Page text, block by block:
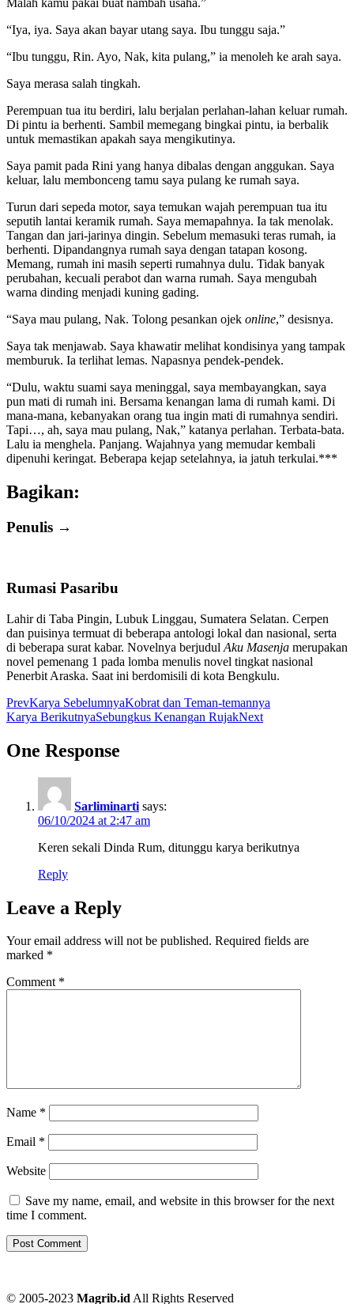
“Iya, iya. Saya akan bayar utang saya. Ibu tunggu saja.”
“Ibu tunggu, Rin. Ayo, Nak, kita pulang,” ia menoleh ke arah saya.
Saya merasa salah tingkah.
Perempuan tua itu berdiri, lalu berjalan perlahan-lahan keluar rumah.
Di pintu ia berhenti. Sambil memegang bingkai pintu, ia berbalik
untuk memastikan apakah saya mengikutinya.
Saya pamit pada Rini yang hanya dibalas dengan anggukan. Saya
keluar, lalu membonceng tamu saya pulang ke rumah saya.
Turun dari sepeda motor, saya temukan wajah perempuan tua itu
seputih lantai keramik rumah. Saya memapahnya. Ia tak menolak.
Tangan dan jari-jarinya dingin. Sebelum memasuki teras rumah, ia
berhenti. Dipandangnya rumah saya dengan tatapan kosong.
Memang, rumah ini masih seperti rumahnya dulu. Tidak banyak
perubahan, kecuali perabot dan warna rumah. Saya mengubah
warna dinding menjadi kuning gading.
“Saya mau pulang, Nak. Tolong pesankan ojek online,” desisnya.
Saya tak menjawab. Saya khawatir melihat kondisinya yang tampak
memburuk. Ia terlihat lemas. Napasnya pendek-pendek.
“Dulu, waktu suami saya meninggal, saya membayangkan, saya
pun mati di rumah ini. Bersama kenangan lama di rumah kami. Di
mana-mana, kebanyakan orang tua ingin mati di rumahnya sendiri.
Tapi…, ah, saya mau pulang, Nak,” katanya perlahan. Terbata-bata.
Lalu ia menghela. Panjang. Wajahnya yang memudar kembali
dipenuhi keringat. Beberapa kejap setelahnya, ia jatuh terkulai.***
Bagikan:
Penulis →
Rumasi Pasaribu
Lahir di Taba Pingin, Lubuk Linggau, Sumatera Selatan. Cerpen
dan puisinya termuat di beberapa antologi lokal dan nasional, serta
di beberapa surat kabar. Novelnya berjudul Aku Masenja merupakan
novel pemenang 1 pada lomba menulis novel tingkat nasional
Penerbit Araska. Saat ini berdomisili di kota Bengkulu.
PrevKarya SebelumnyaKobrat dan Teman-temannya
Karya BerikutnyaSebungkus Kenangan RujakNext
One Response
Sarliminarti says:
06/10/2024 at 2:47 am
Keren sekali Dinda Rum, ditunggu karya berikutnya
Reply
Leave a Reply
Your email address will not be published. Required fields are
marked *
Comment *
Name *
Email *
Website
Save my name, email, and website in this browser for the next
time I comment.
© 2005-2023 Magrib.idAll Rights Reserved